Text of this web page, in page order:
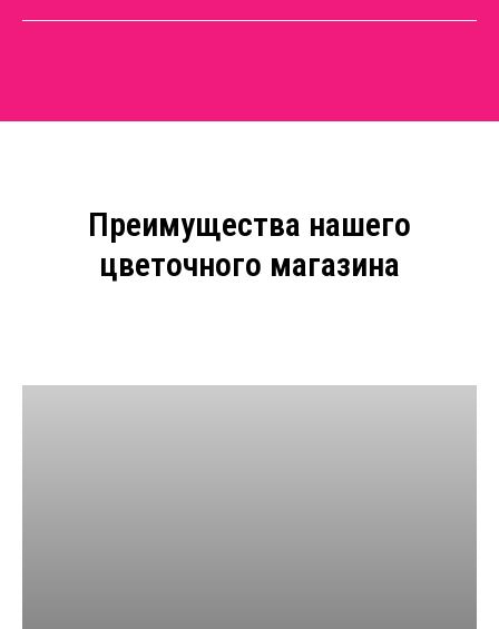
Преимущества нашего
цветочного магазина